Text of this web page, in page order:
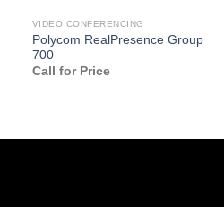
VIDEO CONFERENCING
Polycom RealPresence Group
700
Call for Price